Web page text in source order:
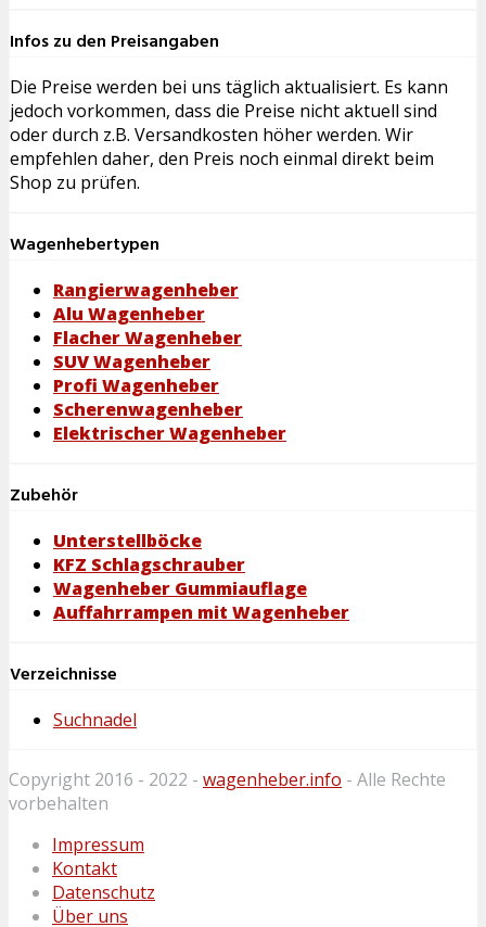
Infos zu den Preisangaben
Die Preise werden bei uns täglich aktualisiert. Es kann
jedoch vorkommen, dass die Preise nicht aktuell sind
oder durch z.B. Versandkosten höher werden. Wir
empfehlen daher, den Preis noch einmal direkt beim
Shop zu prüfen.
Wagenhebertypen
Rangierwagenheber
Alu Wagenheber
Flacher Wagenheber
SUV Wagenheber
Profi Wagenheber
Scherenwagenheber
Elektrischer Wagenheber
Zubehör
Unterstellböcke
KFZ Schlagschrauber
Wagenheber Gummiauflage
Auffahrrampen mit Wagenheber
Verzeichnisse
Suchnadel
Copyright 2016 - 2022 - wagenheber.info - Alle Rechte
vorbehalten
Impressum
Kontakt
Datenschutz
Über uns